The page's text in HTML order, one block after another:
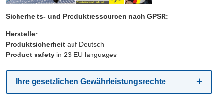
Sicherheits- und Produktressourcen nach GPSR:
Hersteller
Produktsicherheit auf Deutsch
Product safety in 23 EU languages
Ihre gesetzlichen Gewährleistungsrechte